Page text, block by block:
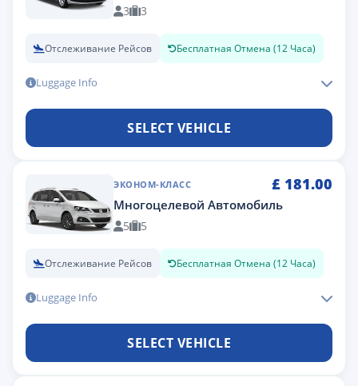
3 3
Отслеживание Рейсов Бесплатная Отмена (12 Часа)
Luggage Info
SELECT VEHICLE
ЭКОНОМ-КЛАСС £ 181.00
Многоцелевой Автомобиль
5 5
Отслеживание Рейсов Бесплатная Отмена (12 Часа)
Luggage Info
SELECT VEHICLE